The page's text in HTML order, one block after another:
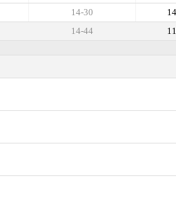
14
14-30
11
14-44